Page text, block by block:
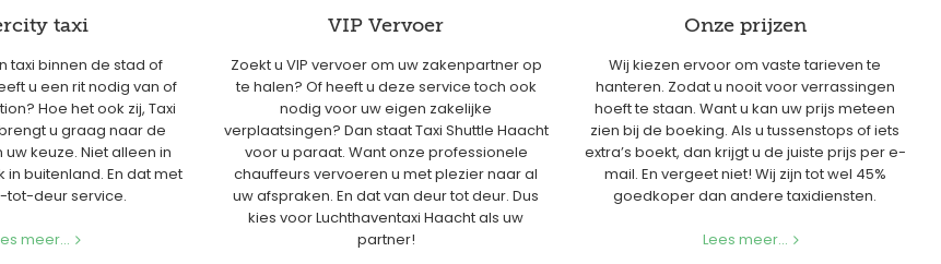
taxi
taxi binnen de stad of
u een rit nodig van of
Hoe het ook zij, Taxi
u graag naar de
keuze. Niet alleen in
buitenland. En dat met
tot-deur service.
meer...
VIP Vervoer
Zoekt u VIP vervoer om uw zakenpartner op
te halen? Of heeft u deze service toch ook
nodig voor uw eigen zakelijke
verplaatsingen? Dan staat Taxi Shuttle Haacht
voor u paraat. Want onze professionele
chauffeurs vervoeren u met plezier naar al
uw afspraken. En dat van deur tot deur. Dus
kies voor Luchthaventaxi Haacht als uw
partner!
Onze prijzen
Wij kiezen ervoor om vaste tarieven te
hanteren. Zodat u nooit voor verrassingen
hoeft te staan. Want u kan uw prijs meteen
zien bij de boeking. Als u tussenstops of iets
extra’s boekt, dan krijgt u de juiste prijs per e-
mail. En vergeet niet! Wij zijn tot wel 45%
goedkoper dan andere taxidiensten.
Lees meer...